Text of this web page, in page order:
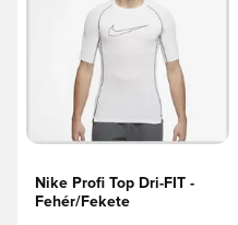
Nike Profi Top Dri-FIT -
Fehér/Fekete